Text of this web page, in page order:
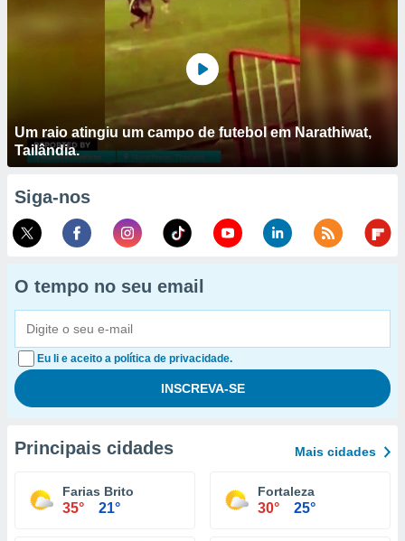
Um raio atingiu um campo de futebol em Narathiwat,
Tailândia.
Siga-nos
O tempo no seu email
Eu li e aceito a política de privacidade.
Principais cidades Mais cidades
Farias Brito
35° 21°
Fortaleza
30° 25°